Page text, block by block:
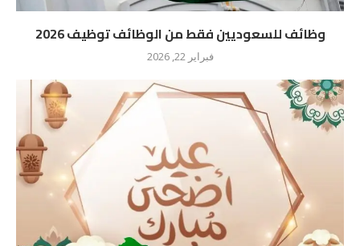
وظائف للسعوديين فقط من الوظائف توظيف 2026
فبراير 22, 2026